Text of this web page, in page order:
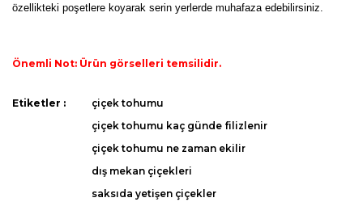
özellikteki poşetlere koyarak serin yerlerde muhafaza edebilirsiniz.
Önemli Not: Ürün görselleri temsilidir.
Bu ürüne ilk yorumu siz yapın!
Yorum Yaz
Bu ürünün fiyat bilgisi, resim, ürün açıklamalarında ve diğer
kullanarak tarafımıza iletebilirsiniz.
Görüş ve önerileriniz için teşekkür ederiz.
Ürün resmi kalitesiz, bozuk veya görüntülenemiyor.
Etiketler :
çiçek tohumu
çiçek tohumu kaç günde filizlenir
çiçek tohumu ne zaman ekilir
dış mekan çiçekleri
saksıda yetişen çiçekler